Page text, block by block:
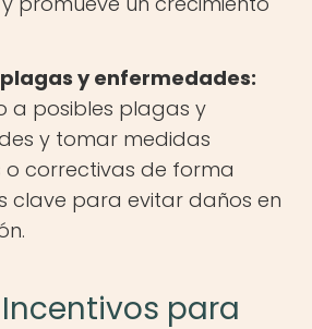
y enfermedades:
a posibles plagas y
y tomar medidas
o correctivas de forma
clave para evitar daños en
para